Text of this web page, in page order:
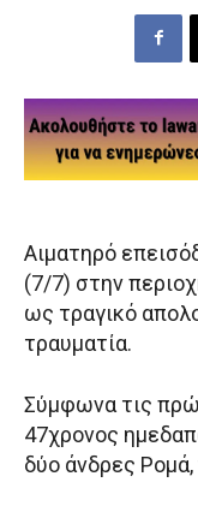
Αιματηρό
(7/7) στην
ως τραγικό
τραυματία.
Σύμφωνα τις
47χρονος
δύο άνδρες